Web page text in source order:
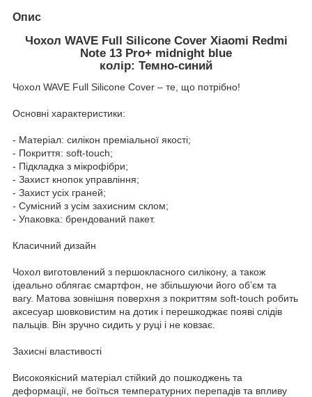
Опис
Чохол WAVE Full Silicone Cover Xiaomi Redmi
Note 13 Pro+ midnight blue
колір: Темно-синий
Чохол WAVE Full Silicone Cover – те, що потрібно!
Основні характеристики:
- Матеріал: силікон преміальної якості;
- Покриття: soft-touch;
- Підкладка з мікрофібри;
- Захист кнопок управління;
- Захист усіх граней;
- Сумісний з усім захисним склом;
- Упаковка: брендований пакет.
Класичний дизайн
Чохол виготовлений з першокласного силікону, а також
ідеально облягає смартфон, не збільшуючи його об’єм та
вагу. Матова зовнішня поверхня з покриттям soft-touch робить
аксесуар шовковистим на дотик і перешкоджає появі слідів
пальців. Він зручно сидить у руці і не ковзає.
Захисні властивості
Високоякісний матеріал стійкий до пошкоджень та
деформації, не боїться температурних перепадів та впливу